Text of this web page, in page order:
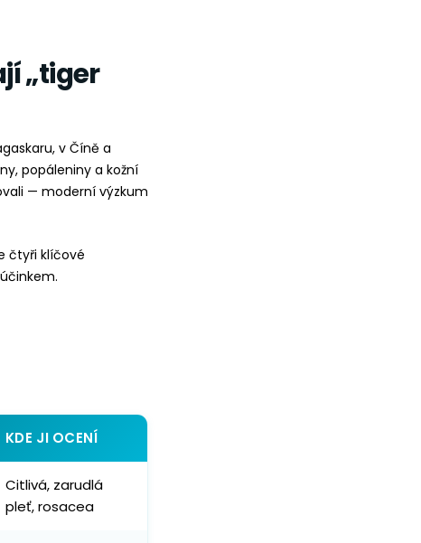
„tiger
v Číně a
popáleniny a kožní
— moderní výzkum
čtyři klíčové
KDE JI OCENÍ
Citlivá, zarudlá
pleť, rosacea